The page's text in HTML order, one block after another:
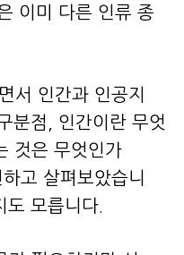
이미 다른 인류 종
서 인간과 인공지
분점, 인간이란 무엇
것은 무엇인가
고 살펴보았습니
도 모릅니다.